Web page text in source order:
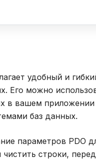
удобный и
Его можно
в вашем
баз данных.
параметров PDO
строки,